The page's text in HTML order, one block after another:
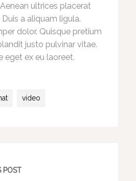
ultrices placerat
a aliquam ligula.
dolor. Quisque pretium
justo pulvinar vitae.
eget ex eu laoreet.
video
POST